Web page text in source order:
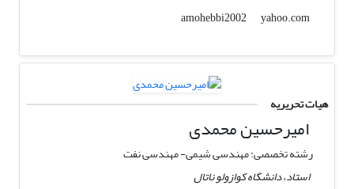
amohebbi2002
yahoo.com
هیات تحریریه
امیرحسین محمدی
رشته تخصصی: مهندسی شیمی- مهندسی نفت
استاد، دانشگاه کوازولو ناتال